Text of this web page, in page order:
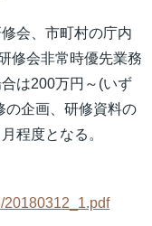
会、市町村の庁内
修会非常時優先業務
は200万円～(いず
の企画、研修資料の
程度となる。
20180312_1.pdf